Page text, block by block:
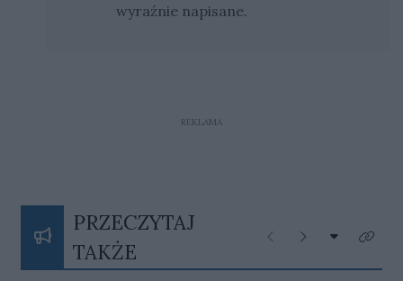
wyraźnie napisane.
REKLAMA
PRZECZYTAJ
TAKŻE
Poprzednie
Następne
Rozwiń
Kliknij